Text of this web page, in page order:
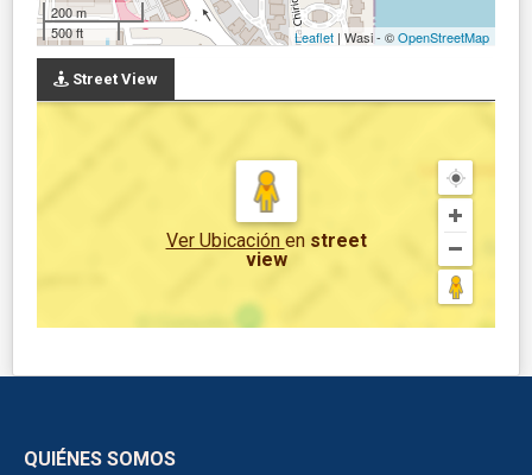
200 m
500 ft
Leaflet | Wasi - ©OpenStreetMap
Street View
Ver Ubicación en street
view
QUIÉNES SOMOS